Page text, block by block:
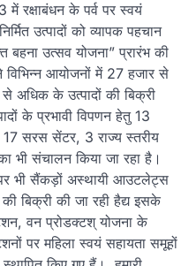
रक्षाबंधन के पर्व पर स्वयं
उत्पादों को व्यापक पहचान
बहना उत्सव योजना” प्रारंभ की
विभिन्न आयोजनों में 27 हजार से
अधिक के उत्पादों की बिक्री
के प्रभावी विपणन हेतु 13
सरस सेंटर, 3 राज्य स्तरीय
भी संचालन किया जा रहा है।
पर भी सैंकड़ों अस्थायी आउटलेट्स
बिक्री की जा रही हैद्य इसके
वन प्रोडक्टश् योजना के
पर महिला स्वयं सहायता समूहों